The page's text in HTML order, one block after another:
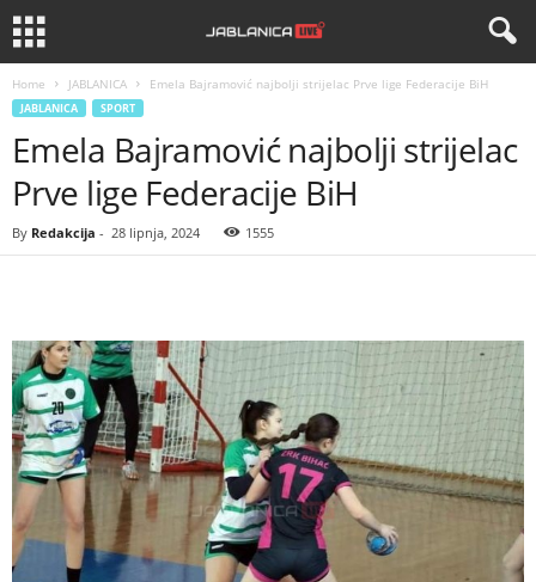
Home JABLANICA Emela Bajramović najbolji strijelac Prve lige Federacije BiH
JABLANICA SPORT
Emela Bajramović najbolji strijelac
Prve lige Federacije BiH
By Redakcija - 28 lipnja, 2024 1555